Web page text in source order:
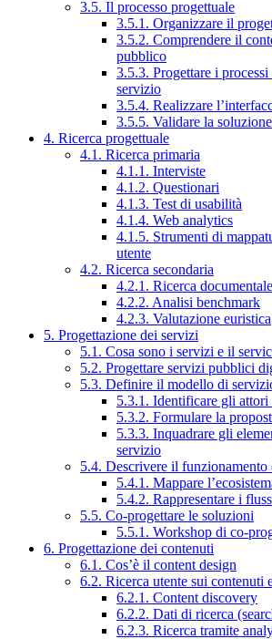
3.5. Il processo progettuale
3.5.1. Organizzare il
3.5.2. Comprendere il
pubblico
3.5.3. Progettare i processi
servizio
3.5.4. Realizzare
3.5.5. Validare la
4. Ricerca progettuale
4.1. Ricerca primaria
4.1.1. Interviste
4.1.2. Questionari
4.1.3. Test di usabilità
4.1.4. Web analytics
4.1.5. Strumenti di
utente
4.2. Ricerca secondaria
4.2.1. Ricerca documentale
4.2.2. Analisi benchmark
4.2.3. Valutazione euristica
5. Progettazione dei servizi
5.1. Cosa sono i servizi e il
5.2. Progettare servizi pubblici
5.3. Definire il modello di
5.3.1. Identificare gli
5.3.2. Formulare la
5.3.3. Inquadrare gli
servizio
5.4. Descrivere il funzionamento
5.4.1. Mappare
5.4.2. Rappresentare i
5.5. Co-progettare le soluzioni
5.5.1. Workshop di co-
6. Progettazione dei contenuti
6.1. Cos’è il content design
6.2. Ricerca utente sui contenuti
6.2.1. Content discovery
6.2.2. Dati di ricerca
6.2.3. Ricerca tramite